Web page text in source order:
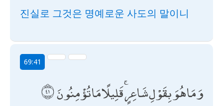
진실로 그것은 명예로운 사도의 말이니
69:41
وَمَا هُوَ بِقَوْلِ شَاعِرٍ ۚ قَلِيلًا مَا تُؤْمِنُونَ